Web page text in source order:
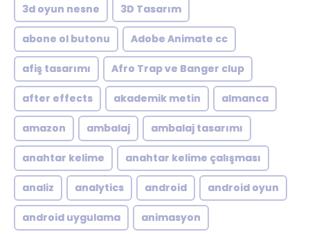
3d oyun nesne 3D Tasarım
abone ol butonu Adobe Animate cc
afiş tasarımı Afro Trap ve Banger clup
after effects akademik metin almanca
amazon ambalaj ambalaj tasarımı
anahtar kelime anahtar kelime çalışması
analiz analytics android android oyun
android uygulama animasyon